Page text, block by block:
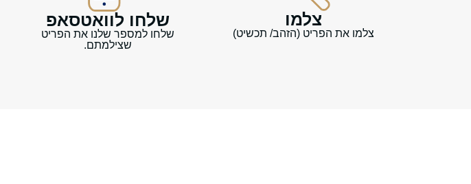
צלמו
צלמו את הפריט (הזהב/ תכשיט)​
שלחו לוואטסאפ
שלחו למספר שלנו את הפריט
שצילמתם.